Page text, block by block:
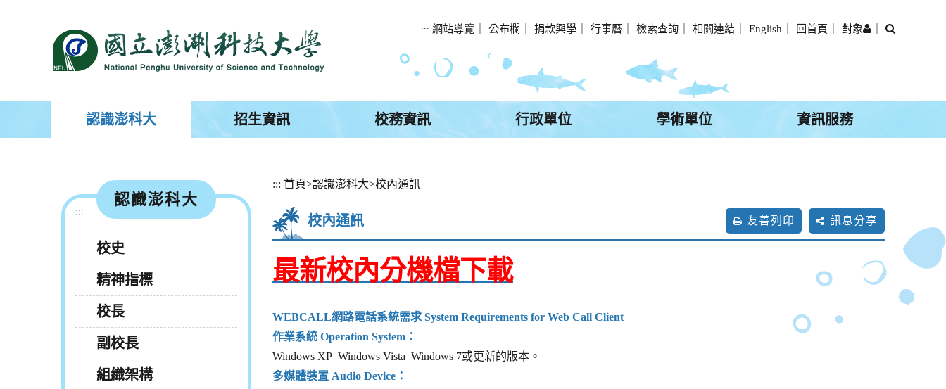
區
::: 網站導覽 公布欄 捐款興學 行事曆 檢索查詢 相關連結 English 回首頁 對象
認識澎科大 招生資訊 校務資訊 行政單位 學術單位 資訊服務
:::
認識澎科大
校史
精神指標
校長
副校長
組織架構
::: 首頁>認識澎科大>校內通訊
校內通訊 友善列印 訊息分享
最新校內分機檔下載
WEBCALL網路電話系統需求 System Requirements for Web Call Client
作業系統 Operation System：
Windows XP Windows Vista Windows 7或更新的版本。
多媒體裝置 Audio Device：